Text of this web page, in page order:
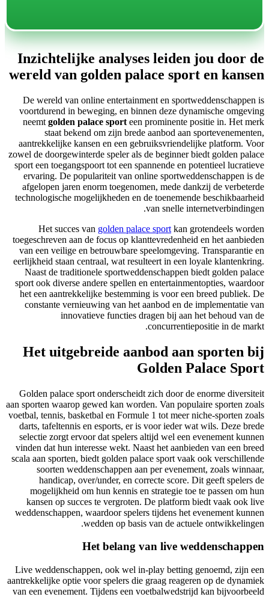
Inzichtelijke analyses leiden jou door de
wereld van golden palace sport en kansen
De wereld van online entertainment en sportweddenschappen is
voortdurend in beweging, en binnen deze dynamische omgeving
neemt golden palace sport een prominente positie in. Het merk
staat bekend om zijn brede aanbod aan sportevenementen,
aantrekkelijke kansen en een gebruiksvriendelijke platform. Voor
zowel de doorgewinterde speler als de beginner biedt golden palace
sport een toegangspoort tot een spannende en potentieel lucratieve
ervaring. De populariteit van online sportweddenschappen is de
afgelopen jaren enorm toegenomen, mede dankzij de verbeterde
technologische mogelijkheden en de toenemende beschikbaarheid
van snelle internetverbindingen.
Het succes van golden palace sport kan grotendeels worden
toegeschreven aan de focus op klanttevredenheid en het aanbieden
van een veilige en betrouwbare speelomgeving. Transparantie en
eerlijkheid staan centraal, wat resulteert in een loyale klantenkring.
Naast de traditionele sportweddenschappen biedt golden palace
sport ook diverse andere spellen en entertainmentopties, waardoor
het een aantrekkelijke bestemming is voor een breed publiek. De
constante vernieuwing van het aanbod en de implementatie van
innovatieve functies dragen bij aan het behoud van de
concurrentiepositie in de markt.
Het uitgebreide aanbod aan sporten bij
Golden Palace Sport
Golden palace sport onderscheidt zich door de enorme diversiteit
aan sporten waarop gewed kan worden. Van populaire sporten zoals
voetbal, tennis, basketbal en Formule 1 tot meer niche-sporten zoals
darts, tafeltennis en esports, er is voor ieder wat wils. Deze brede
selectie zorgt ervoor dat spelers altijd wel een evenement kunnen
vinden dat hun interesse wekt. Naast het aanbieden van een breed
scala aan sporten, biedt golden palace sport vaak ook verschillende
soorten weddenschappen aan per evenement, zoals winnaar,
handicap, over/under, en correcte score. Dit geeft spelers de
mogelijkheid om hun kennis en strategie toe te passen om hun
kansen op succes te vergroten. De platform biedt vaak ook live
weddenschappen, waardoor spelers tijdens het evenement kunnen
wedden op basis van de actuele ontwikkelingen.
Het belang van live weddenschappen
Live weddenschappen, ook wel in-play betting genoemd, zijn een
aantrekkelijke optie voor spelers die graag reageren op de dynamiek
van een evenement. Tijdens een voetbalwedstrijd kan bijvoorbeeld